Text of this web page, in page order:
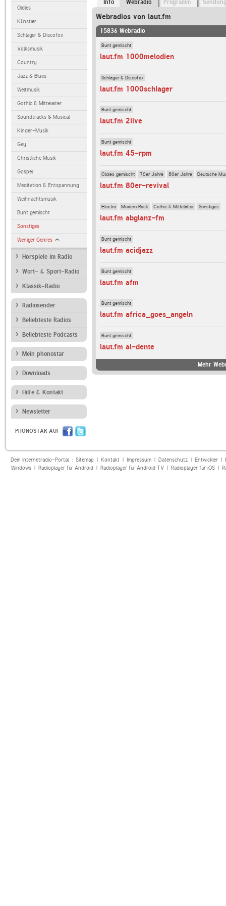
Oldies
Künstler
Schlager & Discofox
Volksmusik
Country
Jazz & Blues
Weltmusik
Gothic & Mittelalter
Soundtracks & Musical
Kinder-Musik
Gay
Christliche Musik
Gospel
Meditation & Entspannung
Weihnachtsmusik
Bunt gemischt
Sonstiges
Weniger Genres
Hörspiele im Radio
Wort- & Sport-Radio
Klassik-Radio
Radiosender
Beliebteste Radios
Beliebteste Podcasts
Mein phonostar
Downloads
Hilfe & Kontakt
Newsletter
PHONOSTAR AUF
Info Webradio Programm
Webradios von laut.fm
15836 Webradio
Bunt gemischt
laut.fm 1000melodien
Schlager & Discofox
laut.fm 1000schlager
Bunt gemischt
laut.fm 2live
Bunt gemischt
laut.fm 45-rpm
Oldies gemischt 70er Jahre 80er Jahre Deutsche
laut.fm 80er-revival
Electro Modern Rock Gothic & Mittelalter Sonstiges
laut.fm abglanz-fm
Bunt gemischt
laut.fm acidjazz
Bunt gemischt
laut.fm afm
Bunt gemischt
laut.fm africa_goes_angeln
Bunt gemischt
laut.fm al-dente
Mehr
Dein Internetradio-Portal : Sitemap| Kontakt| Impressum| Datenschutz| Entwickler|
Windows| Radioplayer für Android| Radioplayer für Android TV| Radioplayer für iOS|